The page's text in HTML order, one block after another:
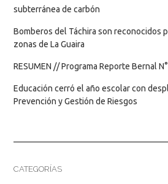
subterránea de carbón
Bomberos del Táchira son reconocidos
zonas de La Guaira
RESUMEN // Programa Reporte Bernal
Educación cerró el año escolar con
Prevención y Gestión de Riesgos
CATEGORÍAS